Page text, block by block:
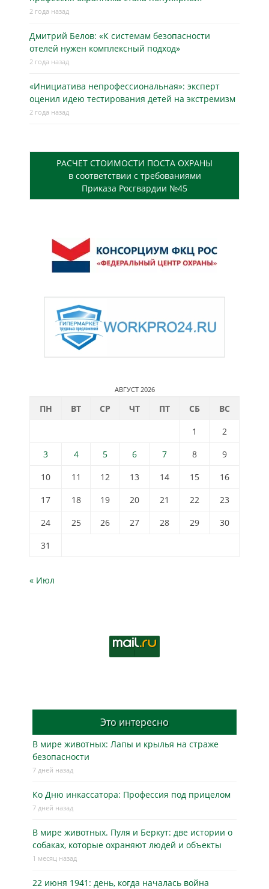
2 года назад
Дмитрий Белов: «К системам безопасности
отелей нужен комплексный подход»
2 года назад
«Инициатива непрофессиональная»: эксперт
оценил идею тестирования детей на экстремизм
2 года назад
РАСЧЕТ СТОИМОСТИ ПОСТА ОХРАНЫ
в соответствии с требованиями
Приказа Росгвардии №45
АВГУСТ 2026
ПН ВТ СР ЧТ ПТ СБ
ВС
1
2
3
4 5 6 7 8
9
10
11 12 13 14 15
16
17
18 19 20 21 22
23
24
25 26 27 28 29
30
31
« Июл
Это интересно
В мире животных: Лапы и крылья на страже
безопасности
7 дней назад
Ко Дню инкассатора: Профессия под прицелом
7 дней назад
В мире животных. Пуля и Беркут: две истории о
собаках, которые охраняют людей и объекты
1 месяц назад
22 июня 1941: день, когда началась война